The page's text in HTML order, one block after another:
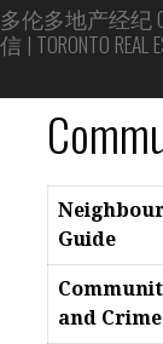
Skip
to
多伦多地产经纪
信 | TORONTO REAL
Guide
and